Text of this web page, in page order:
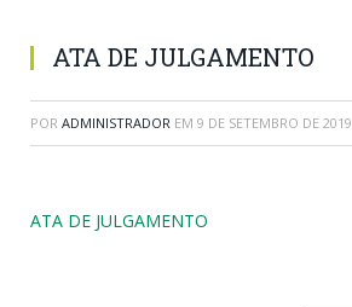
ATA DE JULGAMENTO
POR ADMINISTRADOR EM 9 DE SETEMBRO DE 2019
ATA DE JULGAMENTO